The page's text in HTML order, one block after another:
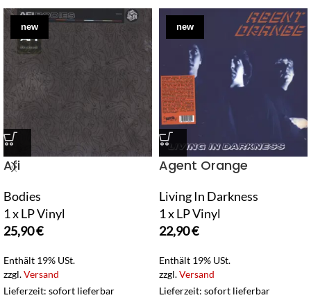
new
Afi
Bodies
1 x LP Vinyl
25,90€
Enthält 19% USt.
zzgl.Versand
Lieferzeit: sofort lieferbar
new
Agent Orange
Living In Darkness
1 x LP Vinyl
22,90€
Enthält 19% USt.
zzgl.Versand
Lieferzeit: sofort lieferbar